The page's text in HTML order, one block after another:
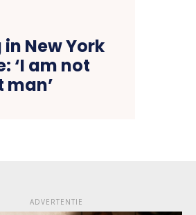
New York
‘I am not
man’